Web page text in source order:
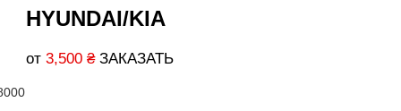
HYUNDAI/KIA
от 3,500 ₴ ЗАКАЗАТЬ